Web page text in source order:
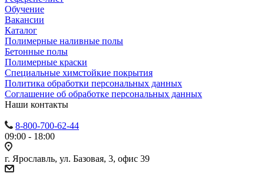
Обучение
Вакансии
Каталог
Полимерные наливные полы
Бетонные полы
Полимерные краски
Специальные химстойкие покрытия
Политика обработки персональных данных
Cоглашение об обработке персональных данных
Наши контакты
8-800-700-62-44
09:00 - 18:00
г. Ярославль, ул. Базовая, 3, офис 39